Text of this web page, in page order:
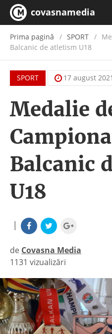
covasnamedia
Prima pagină SPORT
Balcanic de atletism U18
SPORT 17 august 2021
Medalie
Balcanic
U18
|
de Covasna Media
|
1131 vizualizări